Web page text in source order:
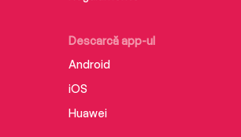
Marie ClaireDescarcă app-ul
Android
iOS
Huawei